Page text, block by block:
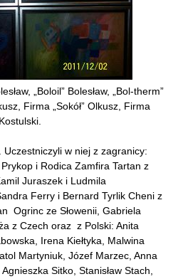
„Boloil” Bolesław, „Bol-therm”
Firma „Sokół” Olkusz, Firma
w niej z zagranicy:
i Rodica Zamfira Tartan z
Juraszek i Ludmila
Ferry i Bernard Tyrlik Cheni z
Ogrinc ze Słowenii, Gabriela
z Czech oraz z Polski: Anita
Irena Kiełtyka, Malwina
Martyniuk, Józef Marzec, Anna
Sitko, Stanisław Stach,